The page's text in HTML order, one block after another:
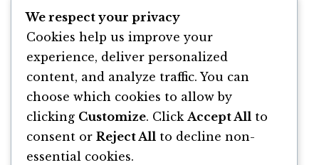
Satisfactia pe care o am cand vad ca pana la
ora 10 dimineata am realizat
importante sarcini ale zilei este principalul
meu beneficiu pentru ca ma trezesc devreme.
We respect your privacy
Cookies help us improve your
experience, deliver personalized
content, and analyze traffic. You can
choose which cookies to allow by
clicking Customize. Click Accept All to
consent or Reject All to decline non-
essential cookies.